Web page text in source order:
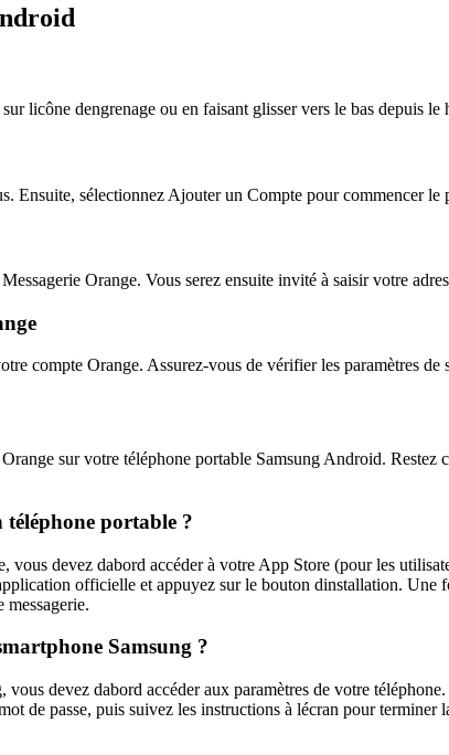
licône dengrenage ou en faisant glisser vers le bas depuis le
Ensuite, sélectionnez Ajouter un Compte pour commencer le
Orange. Vous serez ensuite invité à saisir votre
compte Orange. Assurez-vous de vérifier les paramètres
sur votre téléphone portable Samsung Android.
portable ?
devez dabord accéder à votre App Store (pour les
officielle et appuyez sur le bouton dinstallation.
Samsung ?
devez dabord accéder aux paramètres de votre
de passe, puis suivez les instructions à lécran pour